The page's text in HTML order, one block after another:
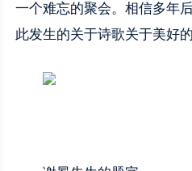
一个难忘的聚会。相信多年
此发生的关于诗歌关于美好的